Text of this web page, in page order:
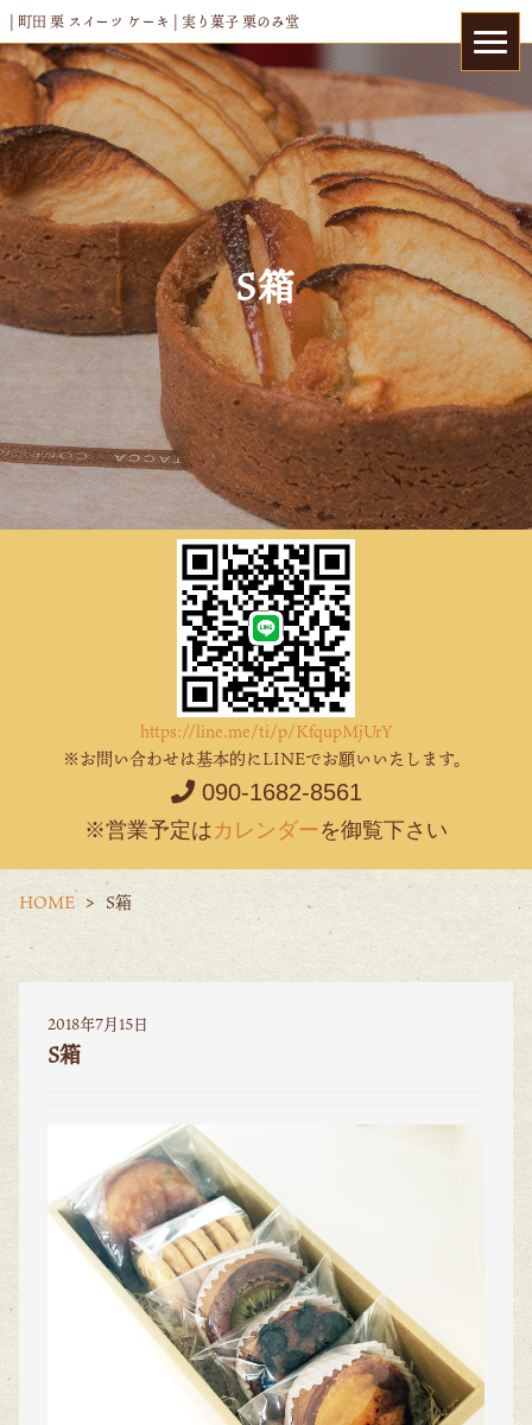
| 町田 栗 スイーツ ケーキ | 実り菓子 栗のみ堂
S箱
https://line.me/ti/p/KfqupMjUrY
※お問い合わせは基本的にLINEでお願いいたします。
090-1682-8561
※営業予定はカレンダーを御覧下さい
HOME S箱
2018年7月15日
S箱